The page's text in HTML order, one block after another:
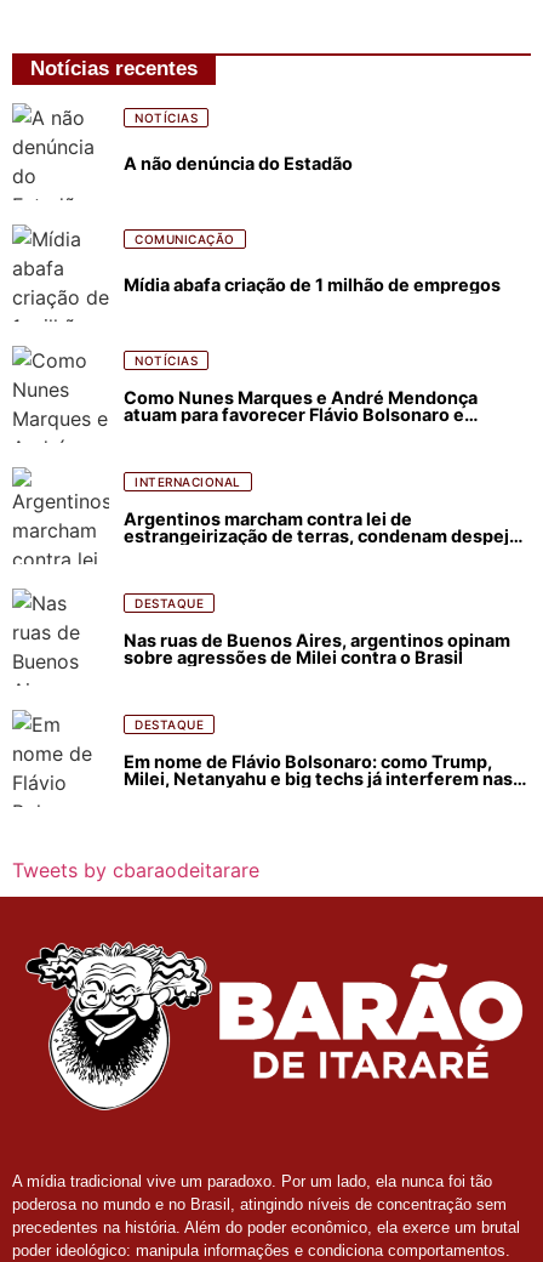
Notícias recentes
NOTÍCIAS
A não denúncia do Estadão
COMUNICAÇÃO
Mídia abafa criação de 1 milhão de empregos
NOTÍCIAS
Como Nunes Marques e André Mendonça
atuam para favorecer Flávio Bolsonaro e
INTERNACIONAL
Argentinos marcham contra lei de
estrangeirização de terras, condenam despejos
DESTAQUE
Nas ruas de Buenos Aires, argentinos opinam
sobre agressões de Milei contra o Brasil
DESTAQUE
Em nome de Flávio Bolsonaro: como Trump,
Milei, Netanyahu e big techs já interferem nas
Tweets by cbaraodeitarare
A mídia tradicional vive um paradoxo. Por um lado, ela nunca foi tão
poderosa no mundo e no Brasil, atingindo níveis de concentração sem
precedentes na história. Além do poder econômico, ela exerce um brutal
poder ideológico: manipula informações e condiciona comportamentos.